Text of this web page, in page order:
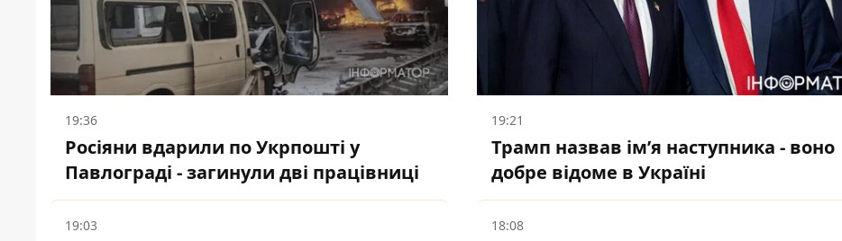
19:36
Росіяни вдарили по Укрпошті у
Павлограді - загинули дві працівниці
19:21
Трамп назвав імʼя наступника - воно
добре відоме в Україні
19:03
18:08